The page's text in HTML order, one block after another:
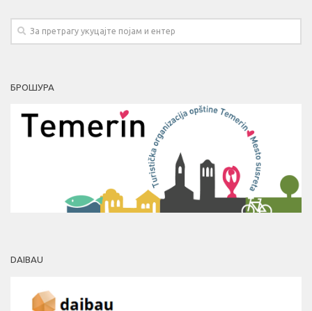
БРОШУРА
DAIBAU